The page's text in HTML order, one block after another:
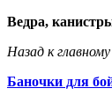
Ведра,
Назад к главному
Баночки для